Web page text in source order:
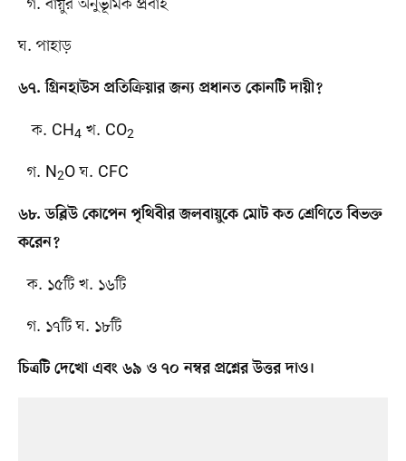
ঘ. পাহাড়
৬৭. গ্রিনহাউস প্রতিক্রিয়ার জন্য প্রধানত কোনটি দায়ী?
ক. CH4খ. CO2
গ. N2O ঘ. CFC
৬৮. ডব্লিউ কোপেন পৃথিবীর জলবায়ুকে মোট কত শ্রেণিতে বিভক্ত
করেন?
ক. ১৫টি খ. ১৬টি
গ. ১৭টি ঘ. ১৮টি
চিত্রটি দেখো এবং ৬৯ ও ৭০ নম্বর প্রশ্নের উত্তর দাও।